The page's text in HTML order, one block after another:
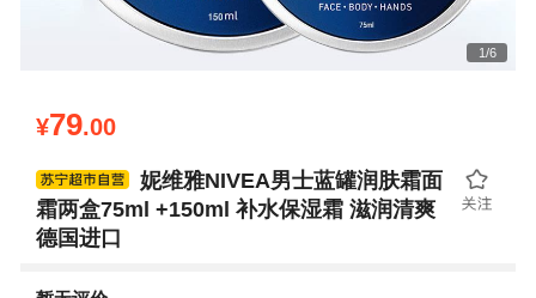
1/6
¥79.00
妮维雅NIVEA男士蓝罐润肤霜面
霜两盒75ml +150ml 补水保湿霜 滋润清爽
德国进口